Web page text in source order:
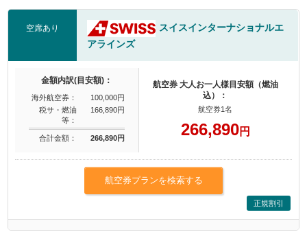
空席あり
スイスインターナショナルエ
アラインズ
金額内訳(目安額)：
海外航空券：
100,000円
税サ・燃油
等：
166,890円
合計金額： 266,890円
航空券 大人お一人様目安額（燃油
込）：
航空券1名
266,890円
航空券プランを検索する
正規割引